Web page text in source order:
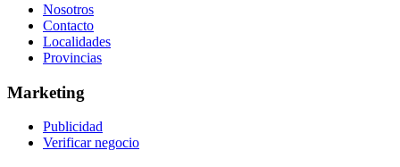
Nosotros
Contacto
Localidades
Provincias
Marketing
Publicidad
Verificar negocio